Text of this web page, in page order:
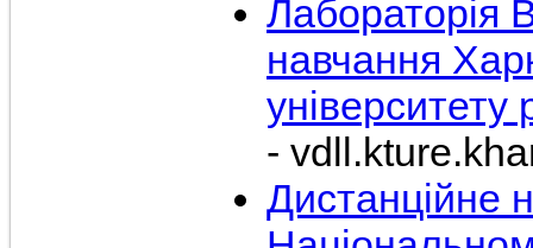
Лабораторія
навчання
-
Дистанційне